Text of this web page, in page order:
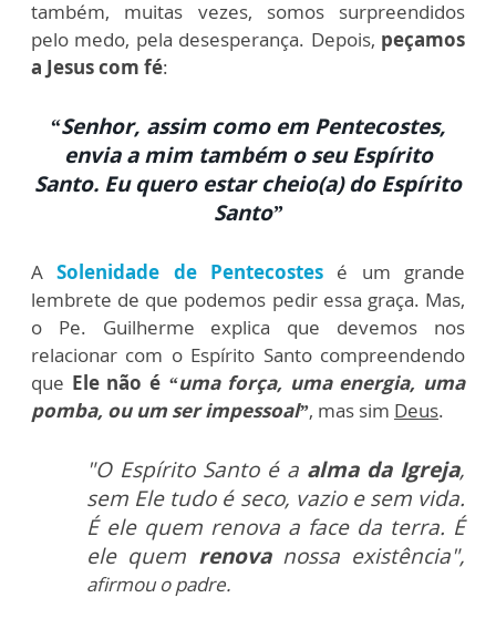
também, muitas vezes, somos surpreendidos
pelo medo, pela desesperança. Depois, peçamos
a Jesus com fé:
“Senhor, assim como em Pentecostes,
envia a mim também o seu Espírito
Santo. Eu quero estar cheio(a) do Espírito
Santo”
ASolenidade de Pentecostes é um grande
lembrete de que podemos pedir essa graça. Mas,
o Pe. Guilherme explica que devemos nos
relacionar com o Espírito Santo compreendendo
que Ele não é “uma força, uma energia, uma
pomba, ou um ser impessoal”, mas sim Deus.
"O Espírito Santo é a alma da Igreja,
sem Ele tudo é seco, vazio e sem vida.
É ele quem renova a face da terra. É
ele quem renova nossa existência",
afirmou o padre.